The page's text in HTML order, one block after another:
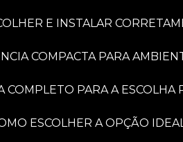
E INSTALAR
COMPACTA PARA
COMPLETO PARA A ESCOLHA
ESCOLHER A OPÇÃO